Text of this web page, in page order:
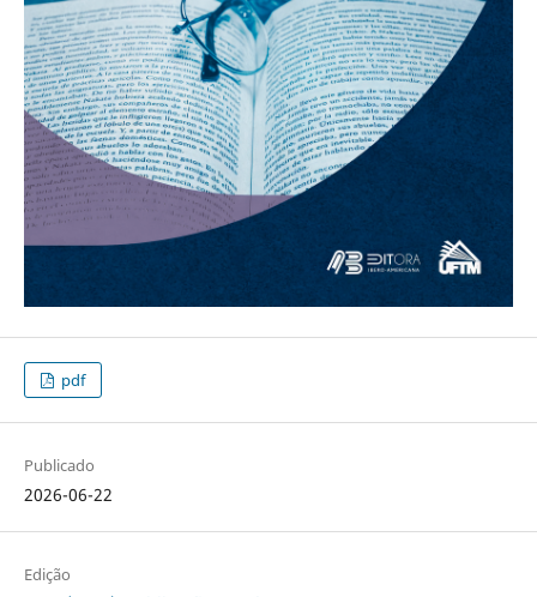
pdf
Publicado
2026-06-22
Edição